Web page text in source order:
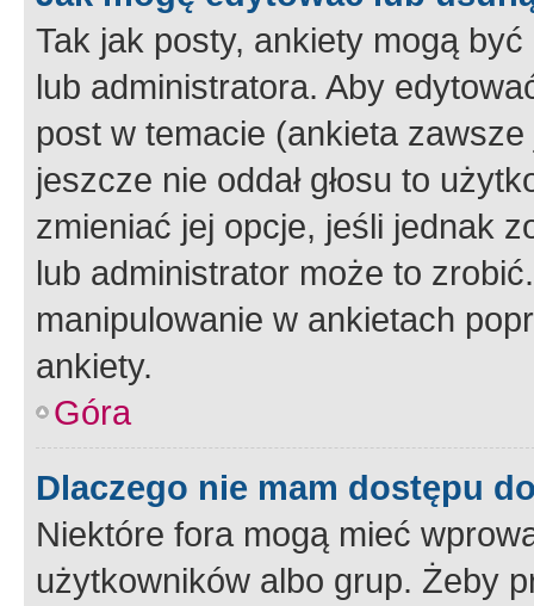
Tak jak posty, ankiety mogą
lub administratora. Aby
post w temacie (ankieta
jeszcze nie oddał głosu to
zmieniać jej opcje, jeśli jednak
lub administrator może to
manipulowanie w ankietach
ankiety.
Góra
Dlaczego nie mam dostępu
Niektóre fora mogą mieć
użytkowników albo grup. Żeby